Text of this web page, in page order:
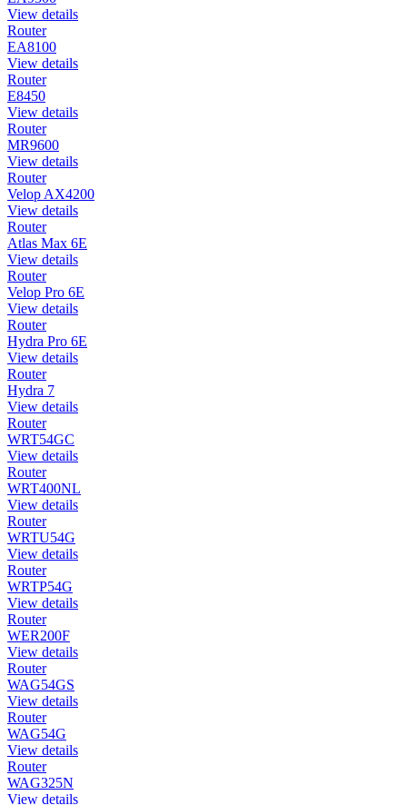
View details
Router
EA8100
View details
Router
E8450
View details
Router
MR9600
View details
Router
Velop AX4200
View details
Router
Atlas Max 6E
View details
Router
Velop Pro 6E
View details
Router
Hydra Pro 6E
View details
Router
Hydra 7
View details
Router
WRT54GC
View details
Router
WRT400NL
View details
Router
WRTU54G
View details
Router
WRTP54G
View details
Router
WER200F
View details
Router
WAG54GS
View details
Router
WAG54G
View details
Router
WAG325N
View details